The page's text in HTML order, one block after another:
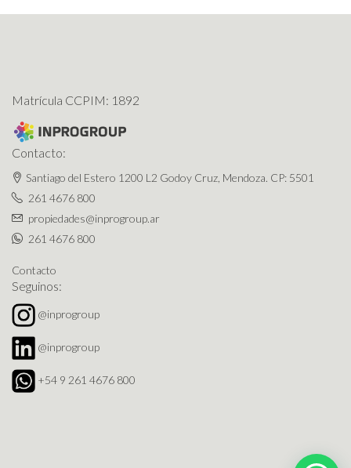
Matrícula CCPIM: 1892
Contacto:
Santiago del Estero 1200 L2 Godoy Cruz, Mendoza. CP: 5501
261 4676 800
propiedades@inprogroup.ar
261 4676 800
Contacto
Seguinos:
@inprogroup
@inprogroup
+54 9 261 4676 800